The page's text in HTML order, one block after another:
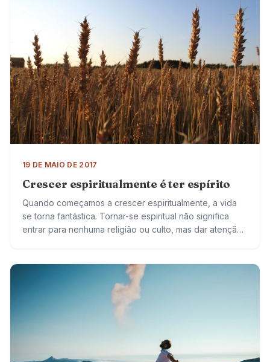
19 DE MAIO DE 2017
Crescer espiritualmente é ter espírito
Quando começamos a crescer espiritualmente, a vida
se torna fantástica. Tornar-se espiritual não significa
entrar para nenhuma religião ou culto, mas dar atenção